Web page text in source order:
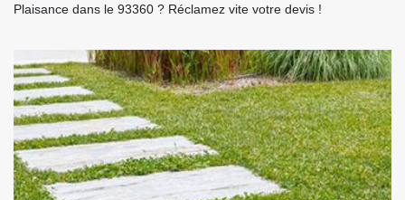
Plaisance dans le 93360 ? Réclamez vite votre devis !